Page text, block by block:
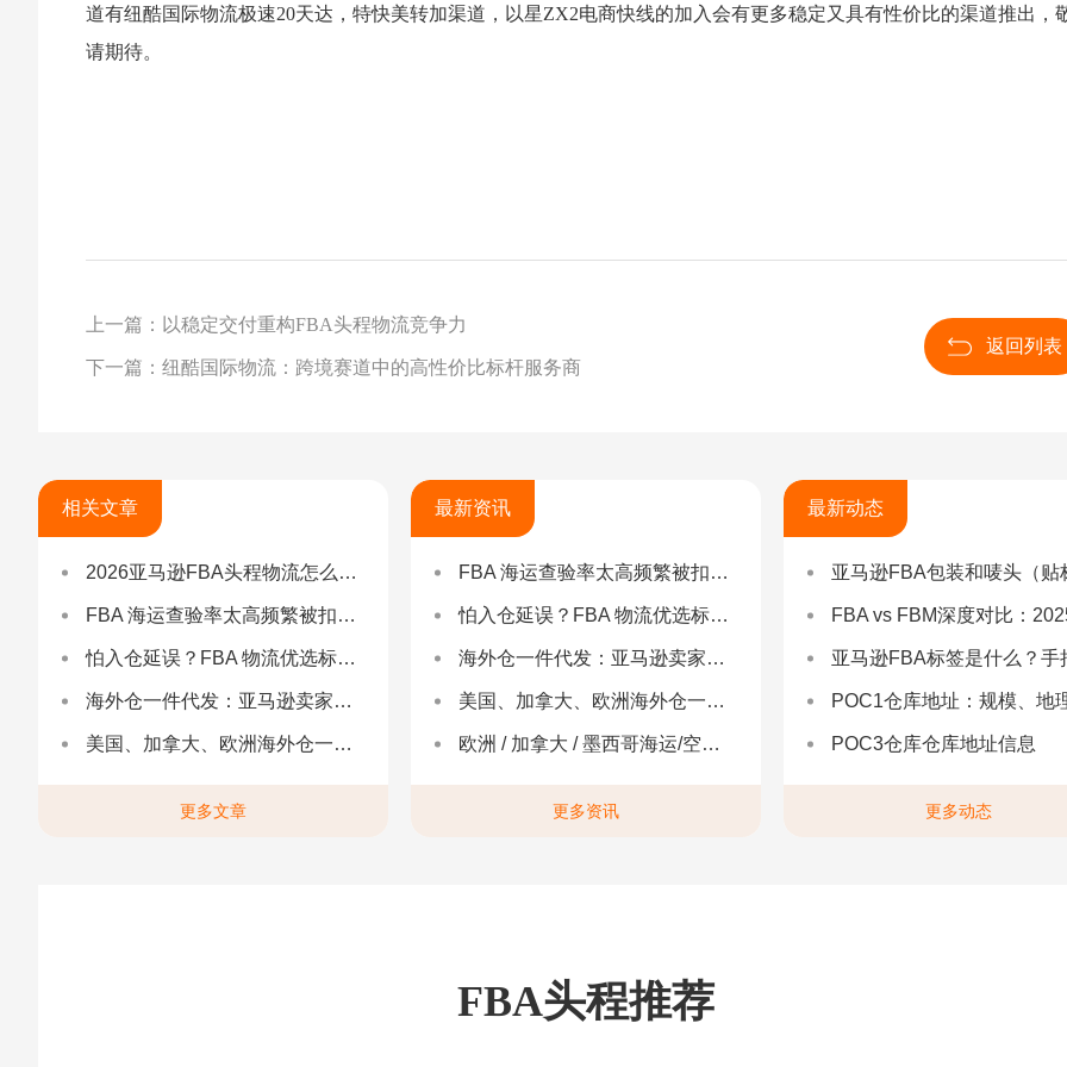
道有纽酷国际物流极速20天达，特快美转加渠道，以星ZX2电商快线的加入会有更多稳定又具有性价比的渠道推出，
请期待。
返回列表
上一篇：以稳定交付重构FBA头程物流竞争力
下一篇：纽酷国际物流：跨境赛道中的高性价比标杆服务商
相关文章
2026亚马逊FBA头程物流怎么选不踩坑？SEND/FIST/SPN官方认证物流商，只有这家敢承诺“准达率第一”
FBA 海运查验率太高频繁被扣货，如何选择低查验物流货代？
怕入仓延误？FBA 物流优选标准：自营仓 + 自有车队是核心硬指标
海外仓一件代发：亚马逊卖家合规履约与长效增长解决方案
美国、加拿大、欧洲海外仓一件代发
更多文章
最新资讯
FBA 海运查验率太高频繁被扣货，如何选择低查验物流货代？
怕入仓延误？FBA 物流优选标准：自营仓 + 自有车队是核心硬指标
海外仓一件代发：亚马逊卖家合规履约与长效增长解决方案
美国、加拿大、欧洲海外仓一件代发
欧洲 / 加拿大 / 墨西哥海运/空运 | 多国海运一站式解决方案
更多资讯
最新动态
亚马逊FBA包装和唛头（贴标签）要求（2025最新详
FBA vs FBM深度对比：2025年卖家该如何选择？（附决策流程
亚马逊FBA标签是什么？手把手教你设置与避坑（附超全指
POC1仓库地址：规模、地理与优势分
POC3仓库仓库地址信息
更多动态
FBA头程推荐